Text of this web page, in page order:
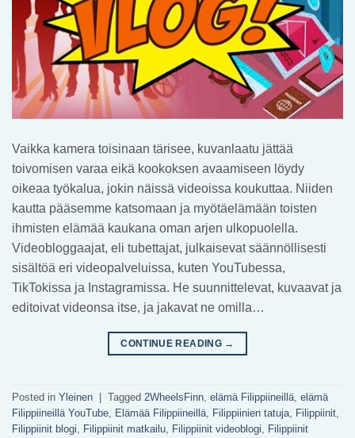
Vaikka kamera toisinaan tärisee, kuvanlaatu jättää
toivomisen varaa eikä kookoksen avaamiseen löydy
oikeaa työkalua, jokin näissä videoissa koukuttaa. Niiden
kautta pääsemme katsomaan ja myötäelämään toisten
ihmisten elämää kaukana oman arjen ulkopuolella.
Videobloggaajat, eli tubettajat, julkaisevat säännöllisesti
sisältöä eri videopalveluissa, kuten YouTubessa,
TikTokissa ja Instagramissa. He suunnittelevat, kuvaavat ja
editoivat videonsa itse, ja jakavat ne omilla…
CONTINUE READING →
Posted in Yleinen Tagged 2WheelsFinn, elämä Filippiineillä, elämä
Filippiineillä YouTube, Elämää Filippiineillä, Filippiinien tatuja, Filippiinit,
Filippiinit blogi, Filippiinit matkailu, Filippiinit videoblogi, Filippiinit